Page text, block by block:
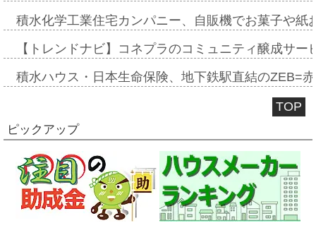
積水化学工業住宅カンパニー、自販機でお菓子や
【トレンドナビ】コネプラのコミュニティ醸成サ
積水ハウス・日本生命保険、地下鉄駅直結のZEB=
TOP
ピックアップ